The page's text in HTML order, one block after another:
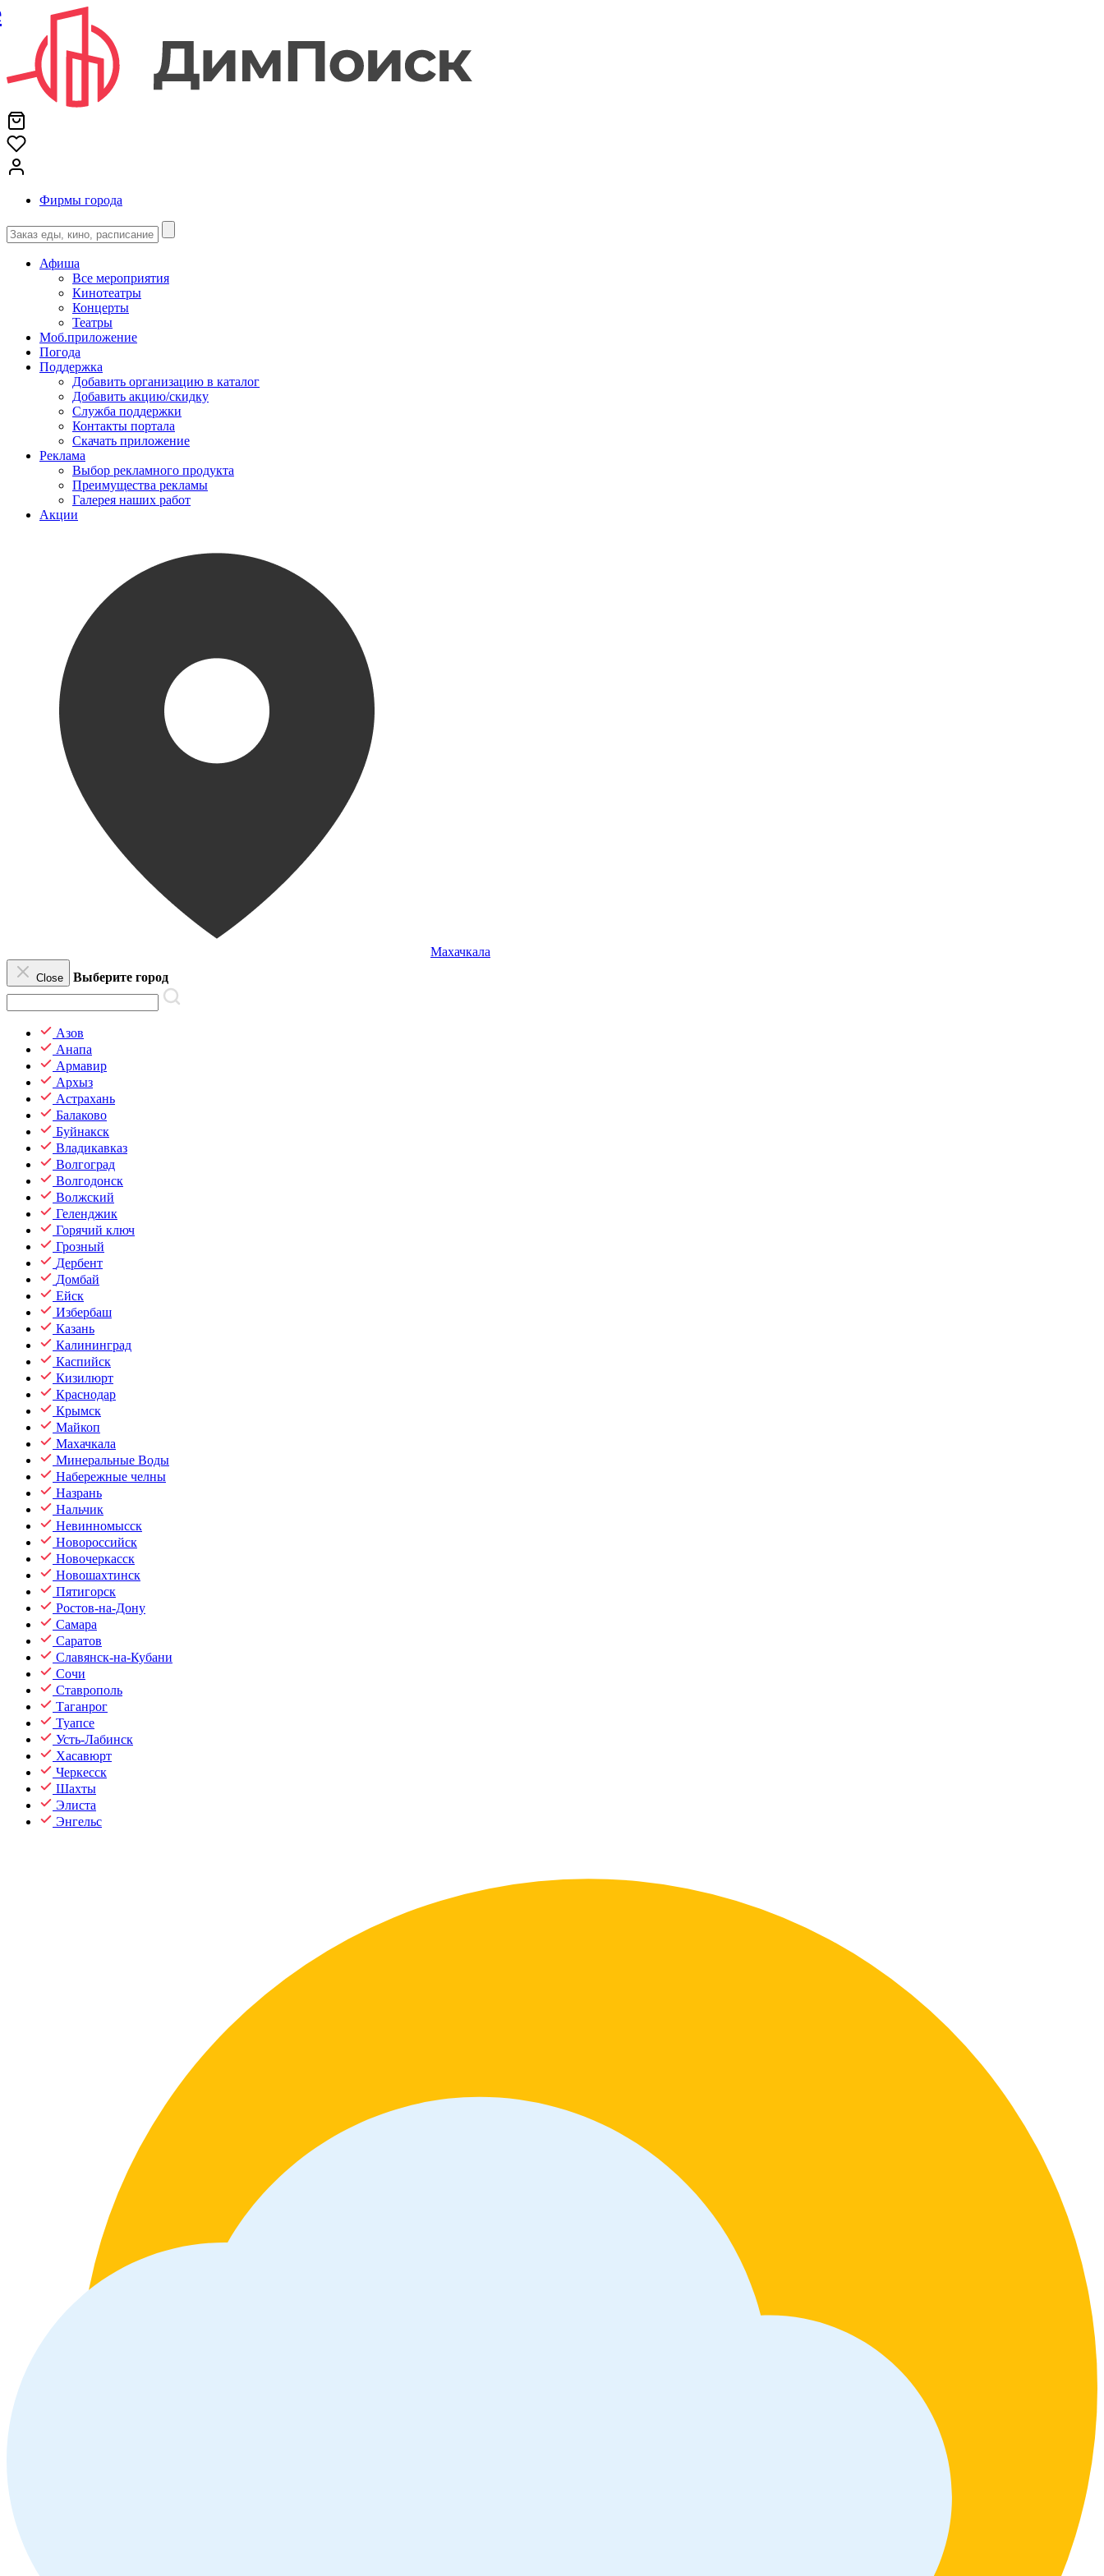
Фирмы города
Афиша
Все мероприятия
Кинотеатры
Концерты
Театры
Моб.приложение
Погода
Поддержка
Добавить организацию в каталог
Добавить акцию/скидку
Служба поддержки
Контакты портала
Скачать приложение
Реклама
Выбор рекламного продукта
Преимущества рекламы
Галерея наших работ
Акции
Махачкала
Close Выберите город
Азов
Анапа
Армавир
Архыз
Астрахань
Балаково
Буйнакск
Владикавказ
Волгоград
Волгодонск
Волжский
Геленджик
Горячий ключ
Грозный
Дербент
Домбай
Ейск
Избербаш
Казань
Калининград
Каспийск
Кизилюрт
Краснодар
Крымск
Майкоп
Махачкала
Минеральные Воды
Набережные челны
Назрань
Нальчик
Невинномысск
Новороссийск
Новочеркасск
Новошахтинск
Пятигорск
Ростов-на-Дону
Самара
Саратов
Славянск-на-Кубани
Сочи
Ставрополь
Таганрог
Туапсе
Усть-Лабинск
Хасавюрт
Черкесск
Шахты
Элиста
Энгельс